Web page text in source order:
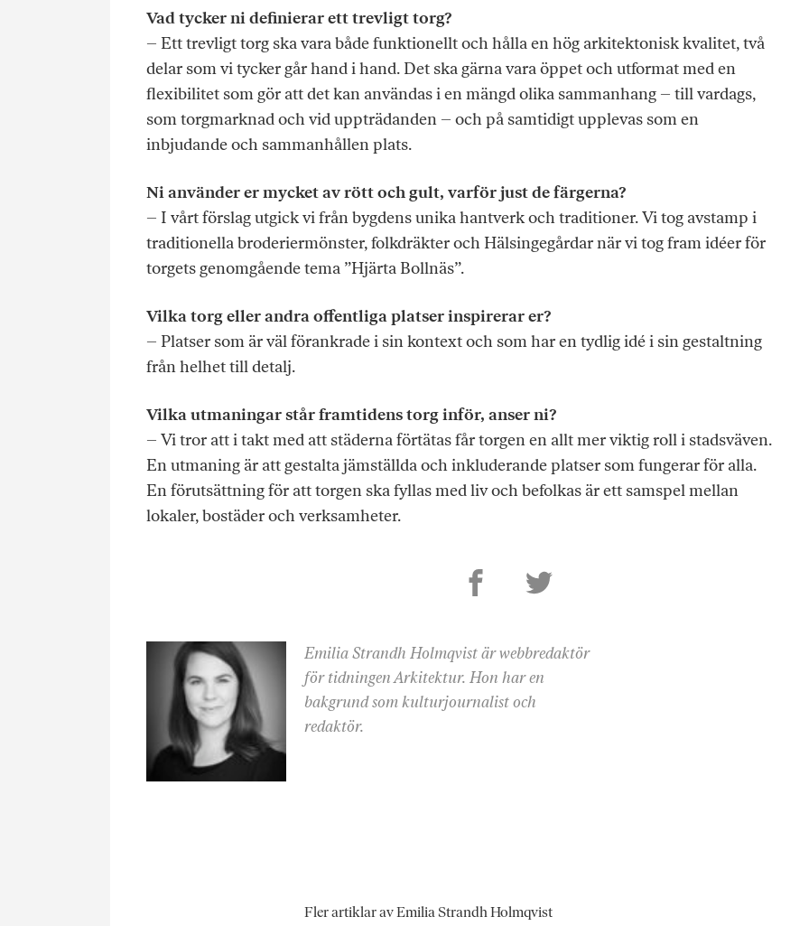
Vad tycker ni definierar ett trevligt torg?
– Ett trevligt torg ska vara både funktionellt och hålla en hög arkitektonisk kvalitet, två
delar som vi tycker går hand i hand. Det ska gärna vara öppet och utformat med en
flexibilitet som gör att det kan användas i en mängd olika sammanhang – till vardags,
som torgmarknad och vid uppträdanden – och på samtidigt upplevas som en
inbjudande och sammanhållen plats.
Ni använder er mycket av rött och gult, varför just de färgerna?
– I vårt förslag utgick vi från bygdens unika hantverk och traditioner. Vi tog avstamp i
traditionella broderiermönster, folkdräkter och Hälsingegårdar när vi tog fram idéer för
torgets genomgående tema ”Hjärta Bollnäs”.
Vilka torg eller andra offentliga platser inspirerar er?
– Platser som är väl förankrade i sin kontext och som har en tydlig idé i sin gestaltning
från helhet till detalj.
Vilka utmaningar står framtidens torg inför, anser ni?
– Vi tror att i takt med att städerna förtätas får torgen en allt mer viktig roll i stadsväven.
En utmaning är att gestalta jämställda och inkluderande platser som fungerar för alla.
En förutsättning för att torgen ska fyllas med liv och befolkas är ett samspel mellan
lokaler, bostäder och verksamheter.
Emilia Strandh Holmqvist är webbredaktör
för tidningen Arkitektur. Hon har en
bakgrund som kulturjournalist och
redaktör.
Fler artiklar av Emilia Strandh Holmqvist